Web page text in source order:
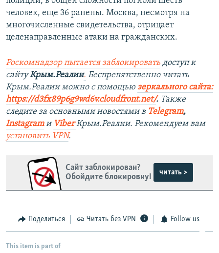
человек, еще 36 ранены. Москва, несмотря на
многочисленные свидетельства, отрицает
целенаправленные атаки на гражданских.
Роскомнадзор пытается заблокировать доступ к
сайтуКрым.Реалии. Беспрепятственно читать
Крым.Реалии можно с помощью зеркального сайта:
https://d3fx89p6g9wd6v.cloudfront.net/. ​ Также
следите за основными новостями в Telegram,
Instagram и ViberКрым.Реалии. Рекомендуем вам
установить VPN.
Сайт заблокирован?
Обойдите блокировку!
читать >
Поделиться Читать без VPN Follow us
This item is part of